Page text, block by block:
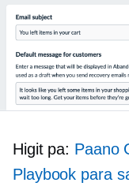
Higit pa: Paano
Playbook para